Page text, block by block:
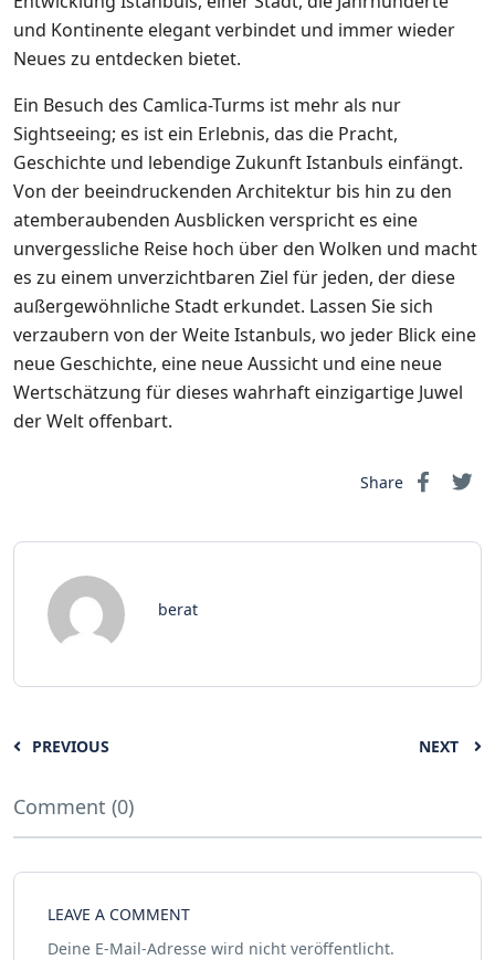
und Kontinente elegant verbindet und immer wieder
Neues zu entdecken bietet.
Ein Besuch des Camlica-Turms ist mehr als nur
Sightseeing; es ist ein Erlebnis, das die Pracht,
Geschichte und lebendige Zukunft Istanbuls einfängt.
Von der beeindruckenden Architektur bis hin zu den
atemberaubenden Ausblicken verspricht es eine
unvergessliche Reise hoch über den Wolken und macht
es zu einem unverzichtbaren Ziel für jeden, der diese
außergewöhnliche Stadt erkundet. Lassen Sie sich
verzaubern von der Weite Istanbuls, wo jeder Blick eine
neue Geschichte, eine neue Aussicht und eine neue
Wertschätzung für dieses wahrhaft einzigartige Juwel
der Welt offenbart.
Share
berat
PREVIOUS NEXT
Comment (0)
LEAVE A COMMENT
Deine E-Mail-Adresse wird nicht veröffentlicht.